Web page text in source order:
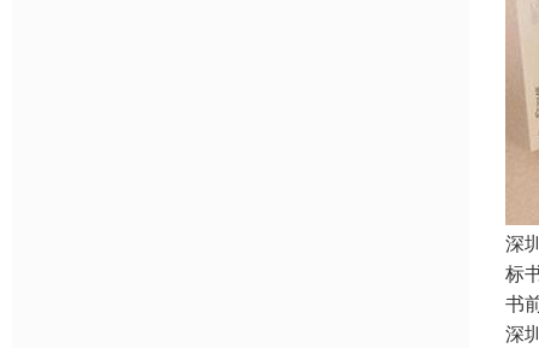
深
标
书
深